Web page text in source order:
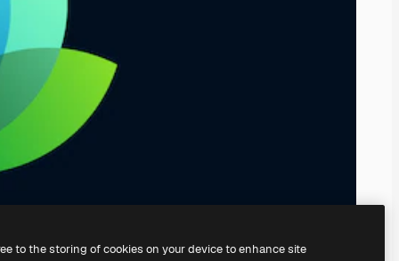
to the storing of cookies on your device to enhance site